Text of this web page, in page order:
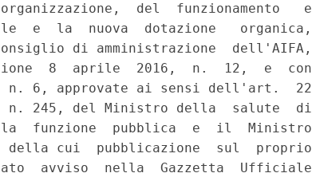
del  funzionamento   e
e  la  nuova  dotazione   organica,
di amministrazione  dell'AIFA,
8  aprile  2016,  n.  12,  e  con
n. 6, approvate ai sensi dell'art.  22
n. 245, del Ministro della  salute  di
funzione  pubblica  e  il  Ministro
della cui  pubblicazione  sul  proprio
avviso  nella  Gazzetta  Ufficiale